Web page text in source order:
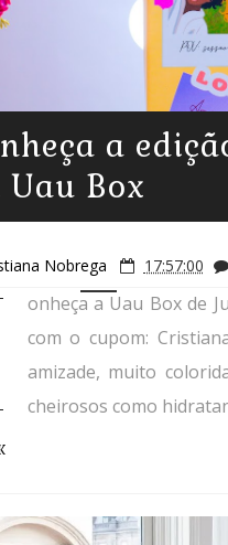
a
Uau Box
Nobrega 17:57:00
onheça a Uau Box de
com o cupom:
amizade, muito
cheirosos como